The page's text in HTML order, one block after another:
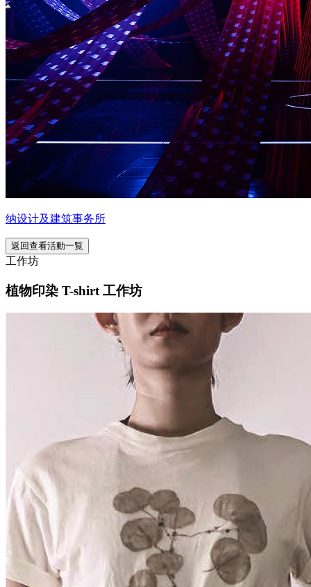
纳设计及建筑事务所
返回查看活動一覧
工作坊
植物印染 T-shirt 工作坊